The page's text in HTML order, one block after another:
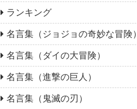
ランキング
名言集（ジョジョの奇妙な冒険）
名言集（ダイの大冒険）
名言集（進撃の巨人）
名言集（鬼滅の刃）